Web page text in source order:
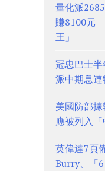
量化派
賺8100元
王」
冠忠巴士
派中期息
美國防部
應被列入「
英偉達7頁
Burry、「